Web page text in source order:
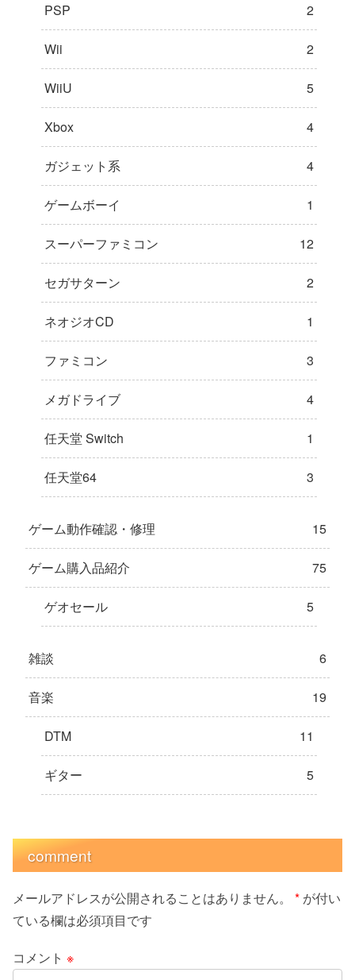
PSP 2
Wii 2
WiiU 5
Xbox 4
ガジェット系 4
ゲームボーイ 1
スーパーファミコン 12
セガサターン 2
ネオジオCD 1
ファミコン 3
メガドライブ 4
任天堂 Switch 1
任天堂64 3
ゲーム動作確認・修理 15
ゲーム購入品紹介 75
ゲオセール 5
雑談 6
音楽 19
DTM 11
ギター 5
comment
メールアドレスが公開されることはありません。 * が付い
ている欄は必須項目です
コメント ※